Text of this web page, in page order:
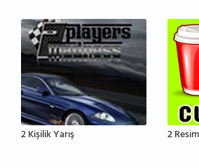
2 Kişilik Yarış